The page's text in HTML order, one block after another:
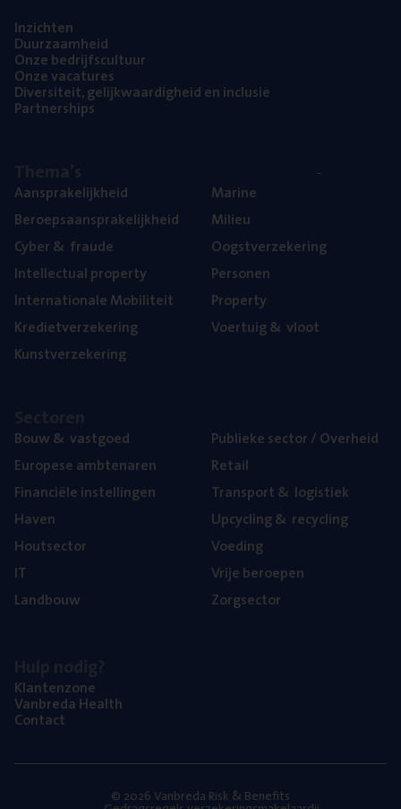
Inzich­ten
Duur­zaam­heid
Onze bedrijfs­cul­tuur
Onze vaca­tu­res
Diver­si­teit, gelijk­waar­dig­heid en inclusie
Part­ner­ships
Aan­spra­ke­lijk­heid
Beroeps­aan­spra­ke­lijk­heid
Cyber& fraude
Intel­lec­tu­al property
Inter­na­ti­o­na­le Mobiliteit
Kre­diet­ver­ze­ke­ring
Kunst­ver­ze­ke­ring
Mari­ne
Mili­eu
Oogst­ver­ze­ke­ring
Per­so­nen
Pro­per­ty
Voer­tuig& vloot
Bouw& vastgoed
Euro­pe­se ambtenaren
Finan­ci­ë­le instellingen
Haven
Hout­sec­tor
IT
Land­bouw
Publie­ke sec­tor / Overheid
Retail
Trans­port& logistiek
Upcy­cling& recycling
Voe­ding
Vrije beroe­pen
Zorg­sec­tor
Klan­ten­zo­ne
Van­b­re­da Health
Con­tact
© 2026 Vanbreda Risk & Benefits